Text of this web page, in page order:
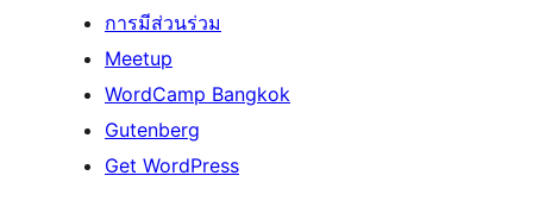
การมีส่วนร่วม
Meetup
WordCamp Bangkok
Gutenberg
Get WordPress